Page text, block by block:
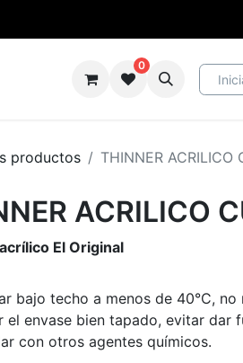
0
productos THINNER ACRILICO
ACRILICO
El Original
bajo techo a menos de 40°C, no
el envase bien tapado, evitar dar
con otros agentes químicos.